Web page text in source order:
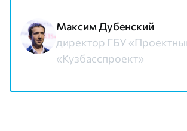
Максим Дубенский
директор ГБУ
«Кузбасспроект»